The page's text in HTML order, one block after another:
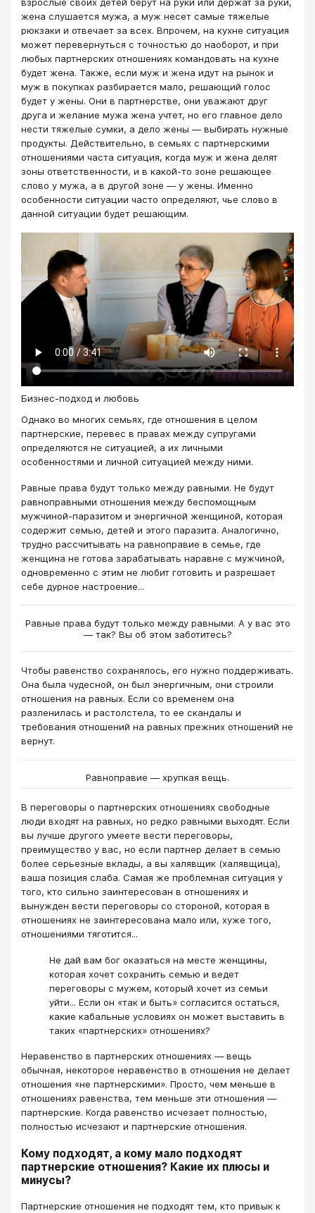
жена слушается мужа, а муж несет самые тяжелые
рюкзаки и отвечает за всех. Впрочем, на кухне ситуация
может перевернуться с точностью до наоборот, и при
любых партнерских отношениях командовать на кухне
будет жена. Также, если муж и жена идут на рынок и
муж в покупках разбирается мало, решающий голос
будет у жены. Они в партнерстве, они уважают друг
друга и желание мужа жена учтет, но его главное дело
нести тяжелые сумки, а дело жены — выбирать нужные
продукты. Действительно, в семьях с партнерскими
отношениями часта ситуация, когда муж и жена делят
зоны ответственности, и в какой-то зоне решающее
слово у мужа, а в другой зоне — у жены. Именно
особенности ситуации часто определяют, чье слово в
данной ситуации будет решающим.
Бизнес-подход и любовь
Однако во многих семьях, где отношения в целом
партнерские, перевес в правах между супругами
определяются не ситуацией, а их личными
особенностями и личной ситуацией между ними.
Равные права будут только между равными. Не будут
равноправными отношения между беспомощным
мужчиной-паразитом и энергичной женщиной, которая
содержит семью, детей и этого паразита. Аналогично,
трудно рассчитывать на равноправие в семье, где
женщина не готова зарабатывать наравне с мужчиной,
одновременно с этим не любит готовить и разрешает
себе дурное настроение...
Равные права будут только между равными. А у вас это
— так? Вы об этом заботитесь?
Чтобы равенство сохранялось, его нужно поддерживать.
Она была чудесной, он был энергичным, они строили
отношения на равных. Если со временем она
разленилась и растолстела, то ее скандалы и
требования отношений на равных прежних отношений не
вернут.
Равноправие — хрупкая вещь.
В переговоры о партнерских отношениях свободные
люди входят на равных, но редко равными выходят. Если
вы лучше другого умеете вести переговоры,
преимущество у вас, но если партнер делает в семью
более серьезные вклады, а вы халявщик (халявщица),
ваша позиция слаба. Самая же проблемная ситуация у
того, кто сильно заинтересован в отношениях и
вынужден вести переговоры со стороной, которая в
отношениях не заинтересована мало или, хуже того,
отношениями тяготится...
Не дай вам бог оказаться на месте женщины,
которая хочет сохранить семью и ведет
переговоры с мужем, который хочет из семьи
уйти... Если он «так и быть» согласится остаться,
какие кабальные условиях он может выставить в
таких «партнерских» отношениях?
Неравенство в партнерских отношениях — вещь
обычная, некоторое неравенство в отношения не делает
отношения «не партнерскими». Просто, чем меньше в
отношениях равенства, тем меньше эти отношения —
партнерские. Когда равенство исчезает полностью,
полностью исчезают и партнерские отношения.
Кому подходят, а кому мало подходят
партнерские отношения? Какие их плюсы и
минусы?
Партнерские отношения не подходят тем, кто привык к